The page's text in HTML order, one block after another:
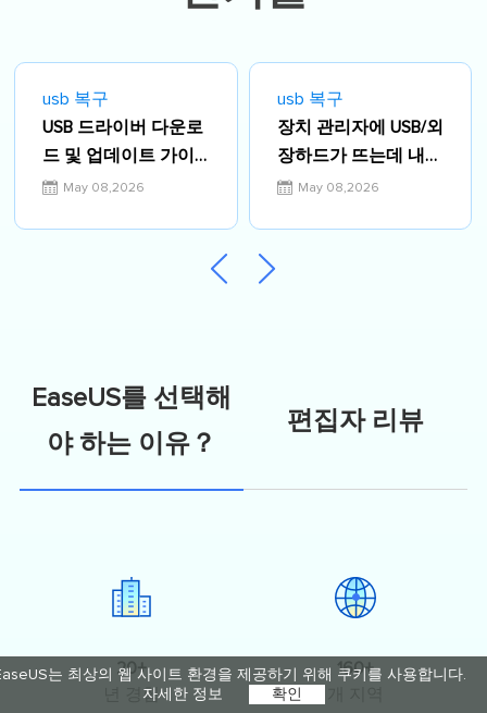
는 최상의 웹 사이트 환경을 제공하기 위해 쿠키를 사용합니다.
자세한 정보
확인
usb 복구
USB 드라이버 다운로
드 및 업데이트 가이
드: 인식 오류 완벽 해
May 08,2026
usb 복구
장치 관리자에 USB/외
장하드가 뜨는데 내
PC에 안 보임? 오류
May 08,2026
EaseUS를 선택해
야 하는 이유？
편집자 리뷰
20+
년 경험
160+